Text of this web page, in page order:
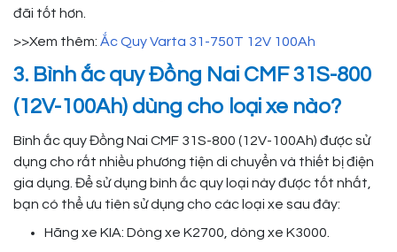
đãi tốt hơn.
>>Xem thêm: Ắc Quy Varta 31-750T 12V 100Ah
3. Bình ắc quy Đồng Nai CMF 31S-800
(12V-100Ah) dùng cho loại xe nào?
Bình ắc quy Đồng Nai CMF 31S-800 (12V-100Ah) được sử
dụng cho rất nhiều phương tiện di chuyển và thiết bị điện
gia dụng. Để sử dụng bình ắc quy loại này được tốt nhất,
bạn có thể ưu tiên sử dụng cho các loại xe sau đây:
Hãng xe KIA: Dòng xe K2700, dòng xe K3000.